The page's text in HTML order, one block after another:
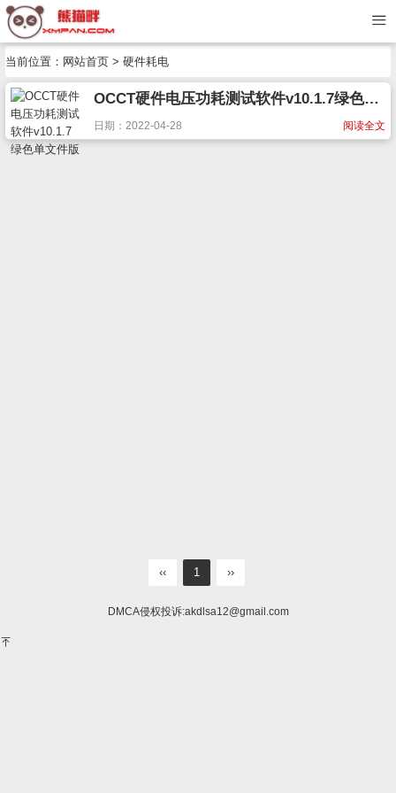
当前位置： 网站首页 > 硬件耗电
OCCT硬件电压功耗测试软件v10.1.7绿色单文件版
阅读全文
日期：2022-04-28
‹‹ 1 ››
DMCA侵权投诉:akdlsa12@gmail.com